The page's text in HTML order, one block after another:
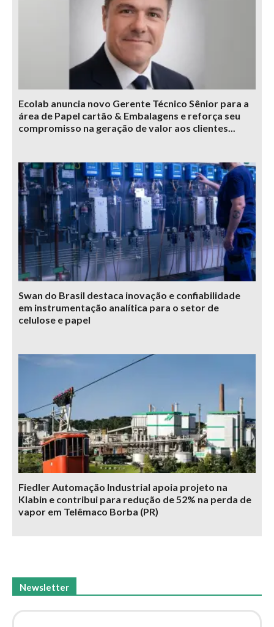
Ecolab anuncia novo Gerente Técnico Sênior para a
área de Papel cartão & Embalagens e reforça seu
compromisso na geração de valor aos clientes...
Swan do Brasil destaca inovação e confiabilidade
em instrumentação analítica para o setor de
celulose e papel
Fiedler Automação Industrial apoia projeto na
Klabin e contribui para redução de 52% na perda de
vapor em Telêmaco Borba (PR)
Newsletter